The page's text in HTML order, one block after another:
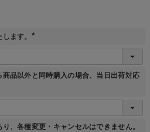
ます。
必
)
品以外と同時購入の場合、当日出荷対応
、各種変更・キャンセルはできません。